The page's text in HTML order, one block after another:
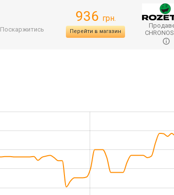
Поскаржитись
936 грн.
Перейти в магазин